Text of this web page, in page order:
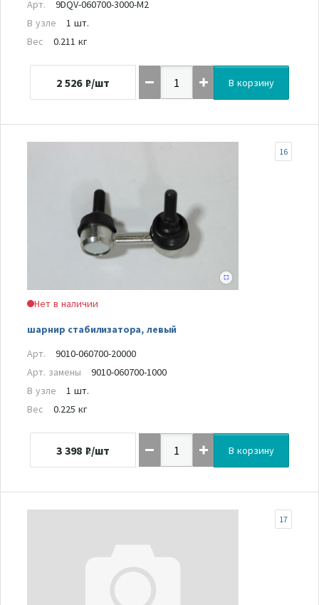
Арт.
9DQV-060700-3000-M2
В узле
1 шт.
Вес
0.211 кг
2 526 ₽/шт В корзину
Нет в наличии
шарнир стабилизатора, левый
16
Арт.
9010-060700-20000
Арт. замены
9010-060700-1000
В узле
1 шт.
Вес
0.225 кг
3 398 ₽/шт В корзину
17